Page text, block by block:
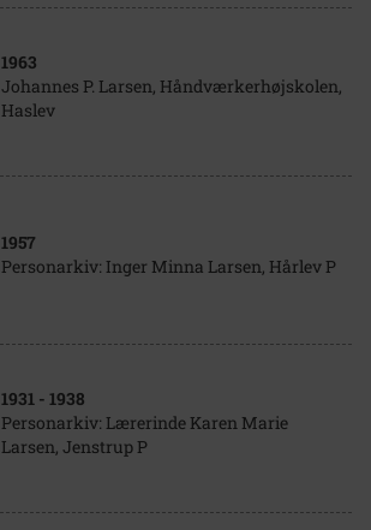
1963
Johannes P. Larsen, Håndværkerhøjskolen,
Haslev
1957
Personarkiv: Inger Minna Larsen, Hårlev P
1931 - 1938
Personarkiv: Lærerinde Karen Marie
Larsen, Jenstrup P